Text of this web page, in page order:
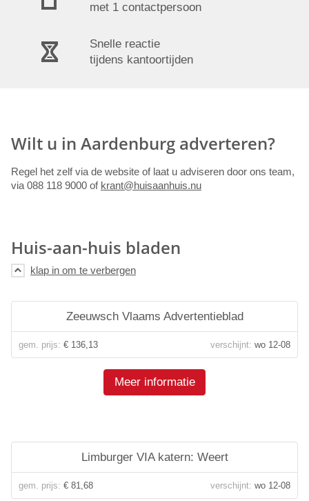
met 1 contactpersoon
Snelle reactie
tijdens kantoortijden
Wilt u in Aardenburg adverteren?
Regel het zelf via de website of laat u adviseren door ons team,
via 088 118 9000 of krant@huisaanhuis.nu
Huis-aan-huis bladen
Zeeuwsch Vlaams Advertentieblad
gem. prijs: € 136,13 verschijnt: wo 12-08
Meer informatie
Limburger VIA katern: Weert
gem. prijs: € 81,68 verschijnt: wo 12-08